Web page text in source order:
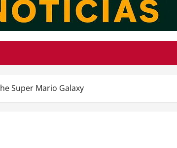
Super Mario Galaxy